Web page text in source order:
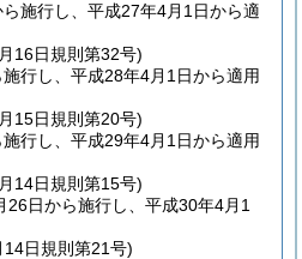
施行し、平成27年4月1日から適
16日規則第32号)
行し、平成28年4月1日から適用
15日規則第20号)
行し、平成29年4月1日から適用
14日規則第15号)
26日から施行し、平成30年4月1
14日規則第21号)